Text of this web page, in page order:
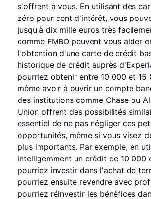
s'offrent à vous. En utilisant des
zéro pour cent d'intérêt, vous
jusqu'à dix mille euros très
comme FMBO peuvent vous aider
l'obtention d'une carte de crédit
historique de crédit auprès
pourriez obtenir entre 10 000 et 15
même avoir à ouvrir un compte
des institutions comme Chase ou
Union offrent des possibilités
essentiel de ne pas négliger ces
opportunités, même si vous visez
plus importants. Par exemple, en
intelligemment un crédit de 10 000
pourriez investir dans l'achat de
pourriez ensuite revendre avec
pourriez réinvestir les bénéfices